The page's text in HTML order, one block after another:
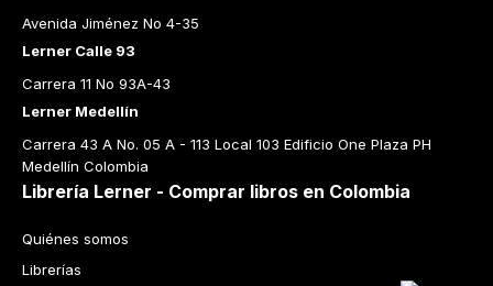
Avenida Jiménez No 4-35
Lerner Calle 93
Carrera 11 No 93A-43
Lerner Medellín
Carrera 43 A No. 05 A - 113 Local 103 Edificio One Plaza PH
Medellín Colombia
Librería Lerner - Comprar libros en Colombia
Quiénes somos
Librerías